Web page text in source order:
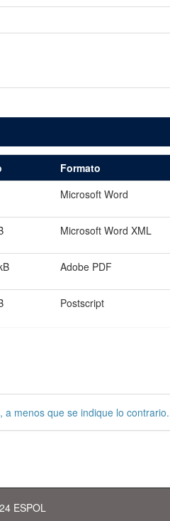
Formato
Microsoft Word
Microsoft Word XML
Adobe PDF
Postscript
menos que se indique lo contrario.
ESPOL